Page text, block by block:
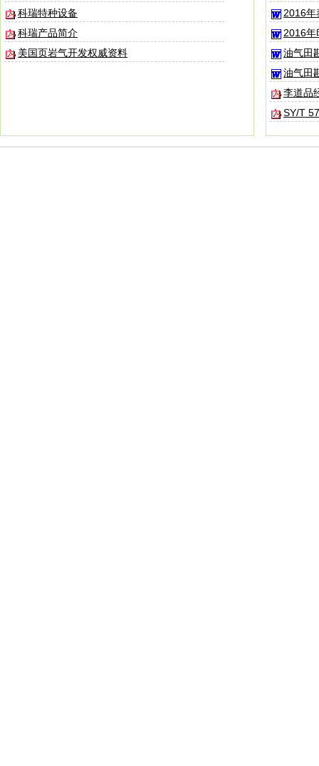
科瑞特种设备
科瑞产品简介
美国页岩气开发权威资料
2016年
2016年
油气田
油气田
李道品
SY/T